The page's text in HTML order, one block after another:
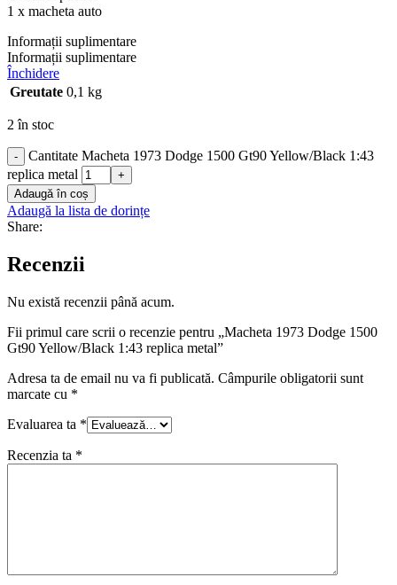
1 x macheta auto
Informații suplimentare
Informații suplimentare
Închidere
Greutate 0,1 kg
2 în stoc
-
Cantitate Macheta 1973 Dodge 1500 Gt90 Yellow/Black 1:43
replica metal
+
Adaugă în coș
Adaugă la lista de dorințe
Share:
Recenzii
Nu există recenzii până acum.
Fii primul care scrii o recenzie pentru „Macheta 1973 Dodge 1500
Gt90 Yellow/Black 1:43 replica metal”
Adresa ta de email nu va fi publicată. Câmpurile obligatorii sunt
marcate cu *
Evaluarea ta *
Recenzia ta *